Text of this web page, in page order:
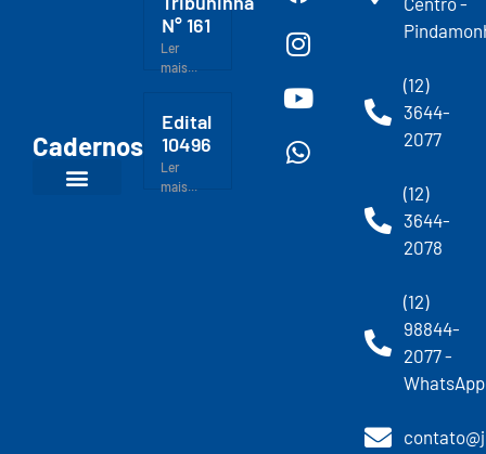
Cadernos
N° 161
Ler
mais...
Edital
10496
Ler
mais...
(12)
3644-
2077
(12)
3644-
2078
(12)
98844-
2077 -
WhatsApp